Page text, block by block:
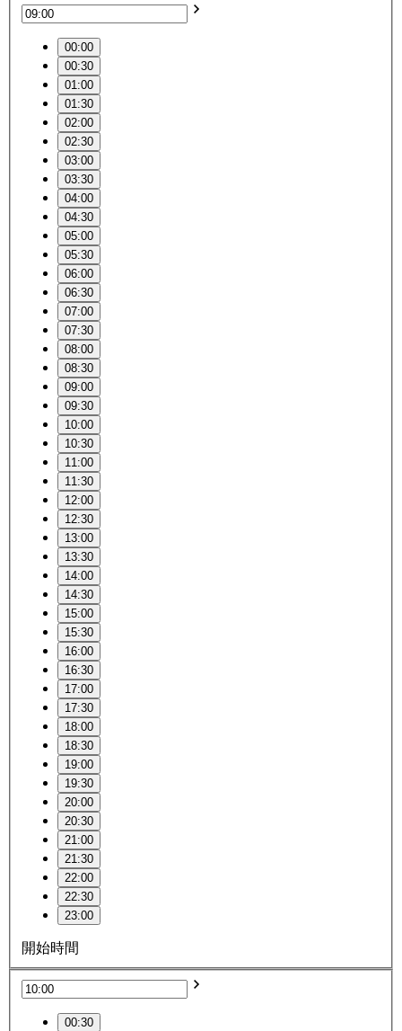
00:00
00:30
01:00
01:30
02:00
02:30
03:00
03:30
04:00
04:30
05:00
05:30
06:00
06:30
07:00
07:30
08:00
08:30
09:00
09:30
10:00
10:30
11:00
11:30
12:00
12:30
13:00
13:30
14:00
14:30
15:00
15:30
16:00
16:30
17:00
17:30
18:00
18:30
19:00
19:30
20:00
20:30
21:00
21:30
22:00
22:30
23:00
開始時間
00:30